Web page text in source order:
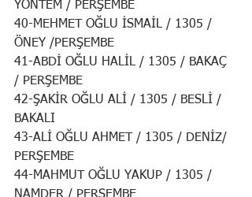
YÖNTEM / PERŞEMBE
40-MEHMET OĞLU İSMAİL / 1305 /
ÖNEY /PERŞEMBE
41-ABDİ OĞLU HALİL / 1305 / BAKAÇ
/ PERŞEMBE
42-ŞAKİR OĞLU ALİ / 1305 / BESLİ /
BAKALI
43-ALİ OĞLU AHMET / 1305 / DENİZ/
PERŞEMBE
44-MAHMUT OĞLU YAKUP / 1305 /